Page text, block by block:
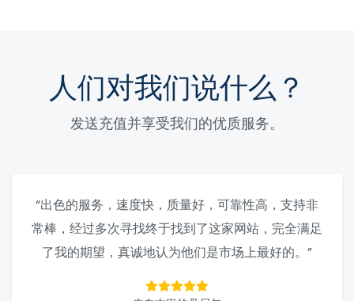
人们对我们说什么？
发送充值并享受我们的优质服务。
“出色的服务，速度快，质量好，可靠性高，支持非
常棒，经过多次寻找终于找到了这家网站，完全满足
了我的期望，真诚地认为他们是市场上最好的。”